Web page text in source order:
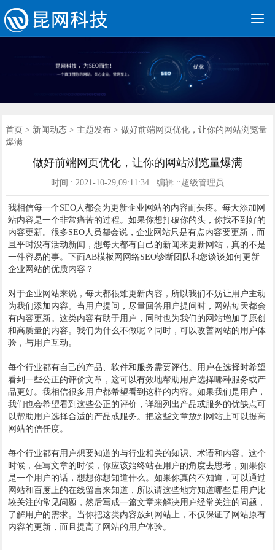

首页
网站建设
营销网站
手机网站
全网营销
网站优化
400电话
优化案例
建站案例
新闻动态
联系我们
首页 > 新闻动态> 主题发布> 做好前端网页优化，让你的网站浏览量
爆满
做好前端网页优化，让你的网站浏览量爆满
时间 : 2021-10-29,09:11:34 编辑 ::超级管理员
我相信每一个SEO人都会为更新企业网站的内容而头疼。每天添加网
站内容是一个非常痛苦的过程。如果你想打破你的头，你找不到好的
内容更新。很多SEO人员都会说，企业网站只是有点内容要更新，而
且平时没有活动新闻，想每天都有自己的新闻来更新网站，真的不是
一件容易的事。下面AB模板网网络SEO诊断团队和您谈谈如何更新
企业网站的优质内容？
对于企业网站来说，每天都很难更新内容，所以我们不妨让用户主动
为我们添加内容。当用户提问，尽量回答用户提问时，网站每天都会
有内容更新。这类内容有助于用户，同时也为我们的网站增加了原创
和高质量的内容。我们为什么不做呢？同时，可以改善网站的用户体
验，与用户互动。
每个行业都有自己的产品、软件和服务需要评估。用户在选择时希望
看到一些公正的评价文章，这可以有效地帮助用户选择哪种服务或产
品更好。我相信很多用户都希望看到这样的内容。如果我们是用户，
我们也会希望看到这些公正的评价，详细列出产品或服务的优缺点可
以帮助用户选择合适的产品或服务。把这些文章放到网站上可以提高
网站的信任度。
每个行业都有用户想要知道的与行业相关的知识、术语和内容。这个
时候，在写文章的时候，你应该始终站在用户的角度去思考，如果你
是一个用户的话，想想你想知道什么。如果你真的不知道，可以通过
网站和百度上的在线留言来知道，所以请这些地方知道哪些是用户比
较关注的常见问题，然后写成一篇文章来解决用户经常关注的问题，
了解用户的需求。当你把这类内容放到网站上，不仅保证了网站原有
内容的更新，而且提高了网站的用户体验。